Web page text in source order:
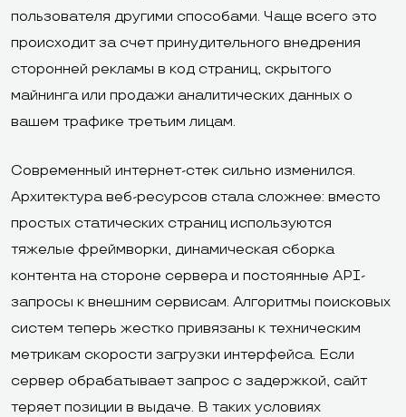
пользователя другими способами. Чаще всего это
происходит за счет принудительного внедрения
сторонней рекламы в код страниц, скрытого
майнинга или продажи аналитических данных о
вашем трафике третьим лицам.
Современный интернет-стек сильно изменился.
Архитектура веб-ресурсов стала сложнее: вместо
простых статических страниц используются
тяжелые фреймворки, динамическая сборка
контента на стороне сервера и постоянные API-
запросы к внешним сервисам. Алгоритмы поисковых
систем теперь жестко привязаны к техническим
метрикам скорости загрузки интерфейса. Если
сервер обрабатывает запрос с задержкой, сайт
теряет позиции в выдаче. В таких условиях